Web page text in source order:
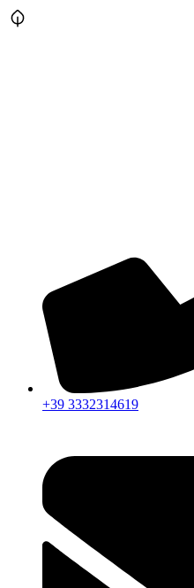
+39 3332314619